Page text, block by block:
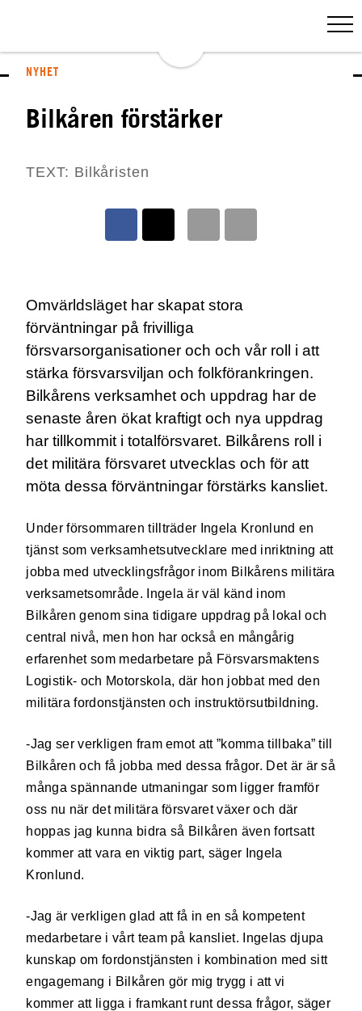
NYHET
Bilkåren förstärker
TEXT: Bilkåristen
Omvärldsläget har skapat stora
förväntningar på frivilliga
försvarsorganisationer och och vår roll i att
stärka försvarsviljan och folkförankringen.
Bilkårens verksamhet och uppdrag har de
senaste åren ökat kraftigt och nya uppdrag
har tillkommit i totalförsvaret. Bilkårens roll i
det militära försvaret utvecklas och för att
möta dessa förväntningar förstärks kansliet.
Under försommaren tillträder Ingela Kronlund en
tjänst som verksamhetsutvecklare med inriktning att
jobba med utvecklingsfrågor inom Bilkårens militära
verksametsområde. Ingela är väl känd inom
Bilkåren genom sina tidigare uppdrag på lokal och
central nivå, men hon har också en mångårig
erfarenhet som medarbetare på Försvarsmaktens
Logistik- och Motorskola, där hon jobbat med den
militära fordonstjänsten och instruktörsutbildning.
-Jag ser verkligen fram emot att ”komma tillbaka” till
Bilkåren och få jobba med dessa frågor. Det är är så
många spännande utmaningar som ligger framför
oss nu när det militära försvaret växer och där
hoppas jag kunna bidra så Bilkåren även fortsatt
kommer att vara en viktig part, säger Ingela
Kronlund.
-Jag är verkligen glad att få in en så kompetent
medarbetare i vårt team på kansliet. Ingelas djupa
kunskap om fordonstjänsten i kombination med sitt
engagemang i Bilkåren gör mig trygg i att vi
kommer att ligga i framkant runt dessa frågor, säger